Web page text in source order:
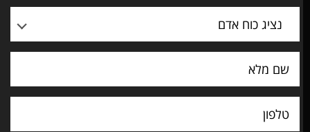
נציג כוח אדם